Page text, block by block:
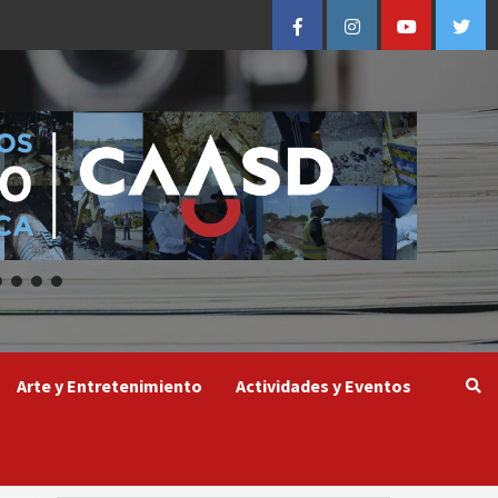
FacebookInstagramYoutube
Arte y Entretenimiento Actividades y Eventos